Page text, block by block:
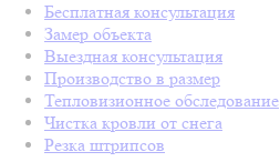
Бесплатная консультация
Замер объекта
Выездная консультация
Производство в размер
Тепловизионное обследование
Чистка кровли от снега
Резка штрипсов